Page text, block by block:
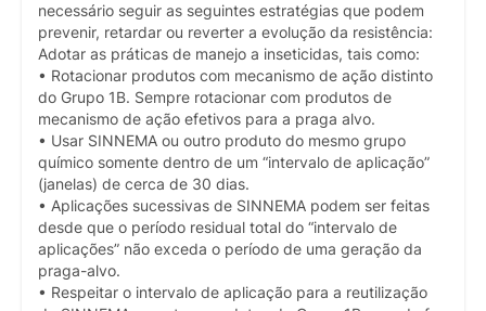
necessário seguir as seguintes estratégias que podem
prevenir, retardar ou reverter a evolução da resistência:
Adotar as práticas de manejo a inseticidas, tais como:
• Rotacionar produtos com mecanismo de ação distinto
do Grupo 1B. Sempre rotacionar com produtos de
mecanismo de ação efetivos para a praga alvo.
• Usar SINNEMA ou outro produto do mesmo grupo
químico somente dentro de um “intervalo de aplicação”
(janelas) de cerca de 30 dias.
• Aplicações sucessivas de SINNEMA podem ser feitas
desde que o período residual total do “intervalo de
aplicações” não exceda o período de uma geração da
praga-alvo.
• Respeitar o intervalo de aplicação para a reutilização